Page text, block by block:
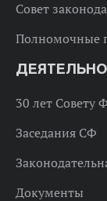
Совет
Полномочные
30 лет Совету
Заседания СФ
Документы